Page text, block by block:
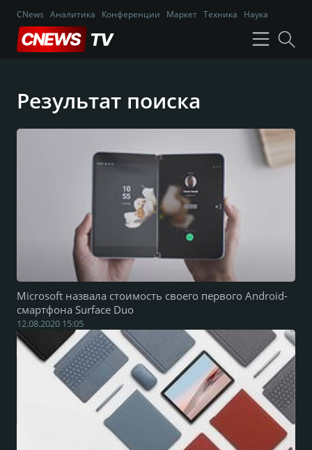
CNews Аналитика Конференции Маркет Техника Наука
Результат поиска
Microsoft назвала стоимость своего первого Android-
смартфона Surface Duo
12.08.2020 15:05